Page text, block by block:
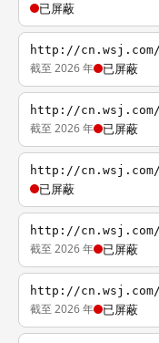
已屏蔽
http://cn.wsj.com/
截至 2026 年 已屏蔽
http://cn.wsj.com/
截至 2026 年 已屏蔽
http://cn.wsj.com/
已屏蔽
http://cn.wsj.com/
截至 2026 年 已屏蔽
http://cn.wsj.com/
截至 2026 年 已屏蔽